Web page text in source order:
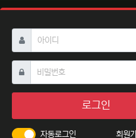
아이디 필수
비밀번호필수
로그인
자동로그인 회원